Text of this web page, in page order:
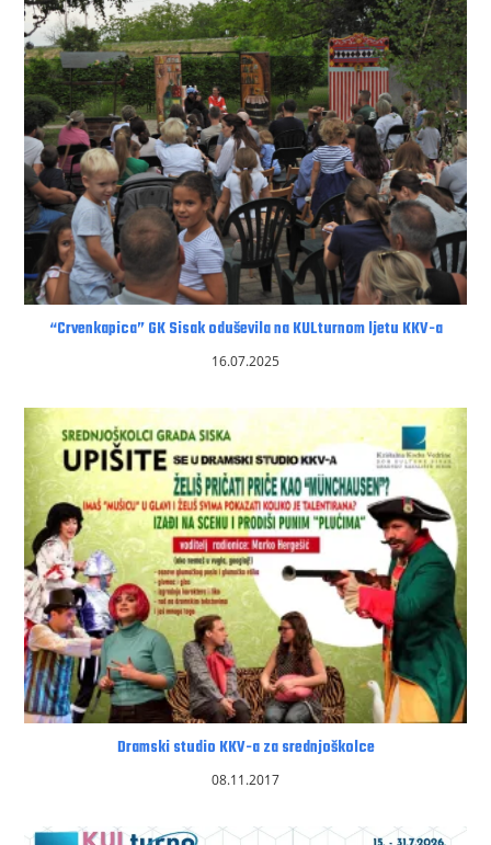
“Crvenkapica” GK Sisak oduševila na KULturnom ljetu KKV-a
16.07.2025
Dramski studio KKV-a za srednjoškolce
08.11.2017